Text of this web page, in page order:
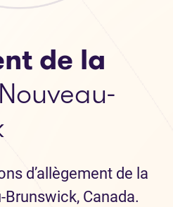
de la
d’allègement de la
Canada.